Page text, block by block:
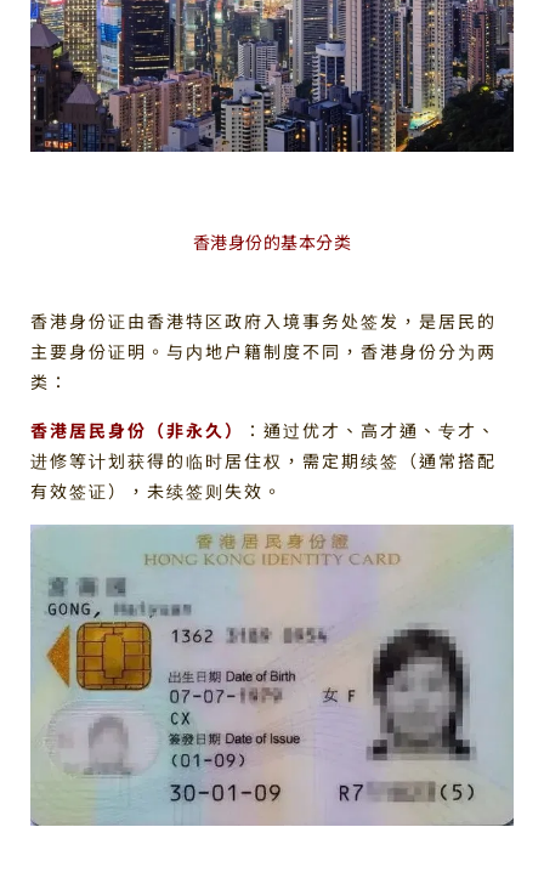
香港身份的基本分类
香港身份证由香港特区政府入境事务处签发，是居民的
主要身份证明。与内地户籍制度不同，香港身份分为两
类：
香港居民身份（非永久）
：通过优才、高才通、专才、
进修等计划获得的临时居住权，需定期续签（通常搭配
有效签证），未续签则失效。